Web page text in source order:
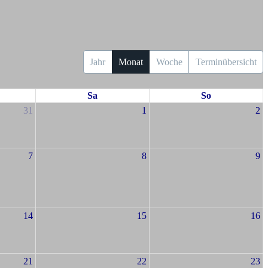
Jahr Monat Woche Terminübersicht
Sa
So
31
1 2
7 8 9
14 15 16
21 22 23